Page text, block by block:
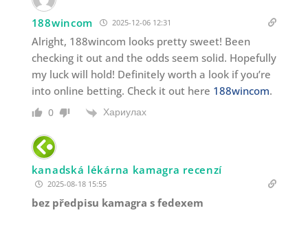
188wincom 2025-12-06 12:31
Alright, 188wincom looks pretty sweet! Been
checking it out and the odds seem solid. Hopefully
my luck will hold! Definitely worth a look if you’re
into online betting. Check it out here 188wincom.
0 Хариулах
kanadská lékárna kamagra recenzí
2025-08-18 15:55
bez předpisu kamagra s fedexem